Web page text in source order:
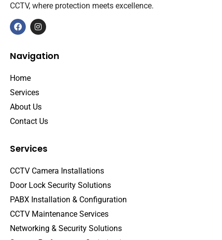
CCTV, where protection meets excellence.
Navigation
Home
Services
About Us
Contact Us
Services
CCTV Camera Installations
Door Lock Security Solutions
PABX Installation & Configuration
CCTV Maintenance Services
Networking & Security Solutions